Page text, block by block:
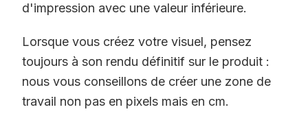
d'impression avec une valeur inférieure.
Lorsque vous créez votre visuel, pensez
toujours à son rendu définitif sur le produit :
nous vous conseillons de créer une zone de
travail non pas en pixels mais en cm.